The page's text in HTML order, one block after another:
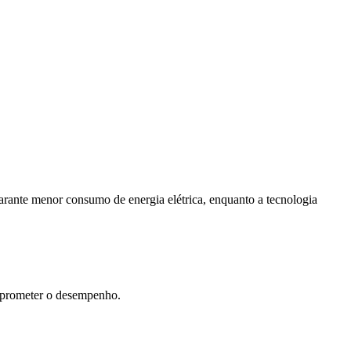
menor consumo de energia elétrica, enquanto a tecnologia
o desempenho.